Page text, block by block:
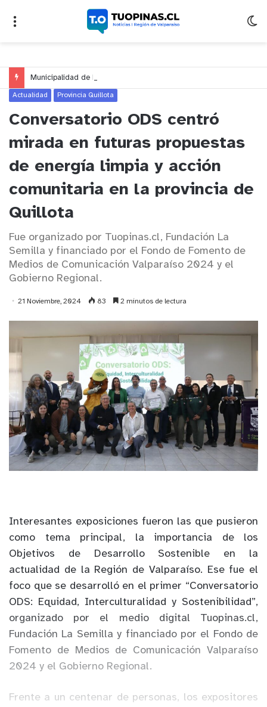
Actualidad Provincia Quillota
Conversatorio ODS centró
mirada en futuras propuestas
de energía limpia y acción
comunitaria en la provincia de
Quillota
Fue organizado por Tuopinas.cl, Fundación La
Semilla y financiado por el Fondo de Fomento de
Medios de Comunicación Valparaíso 2024 y el
Gobierno Regional.
21 Noviembre, 2024 83 2 minutos de lectura
Interesantes exposiciones fueron las que pusieron
como tema principal, la importancia de los
Objetivos de Desarrollo Sostenible en la
actualidad de la Región de Valparaíso. Ese fue el
foco que se desarrolló en el primer “Conversatorio
ODS: Equidad, Interculturalidad y Sostenibilidad”,
organizado por el medio digital Tuopinas.cl,
Fundación La Semilla y financiado por el Fondo de
Fomento de Medios de Comunicación Valparaíso
2024 y el Gobierno Regional.
Frente a un centenar de personas, los expositores